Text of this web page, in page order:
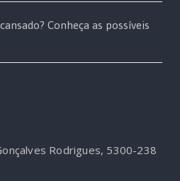
Conheça as possíveis
Rodrigues, 5300-238